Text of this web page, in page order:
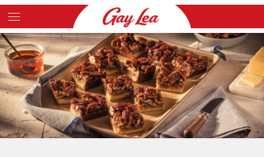
Skip
to
main
content
Main
Content